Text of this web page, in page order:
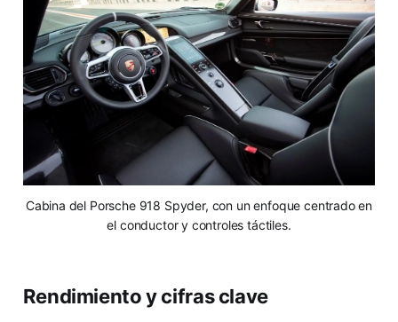
Cabina del Porsche 918 Spyder, con un enfoque centrado en
el conductor y controles táctiles.
Rendimiento y cifras clave